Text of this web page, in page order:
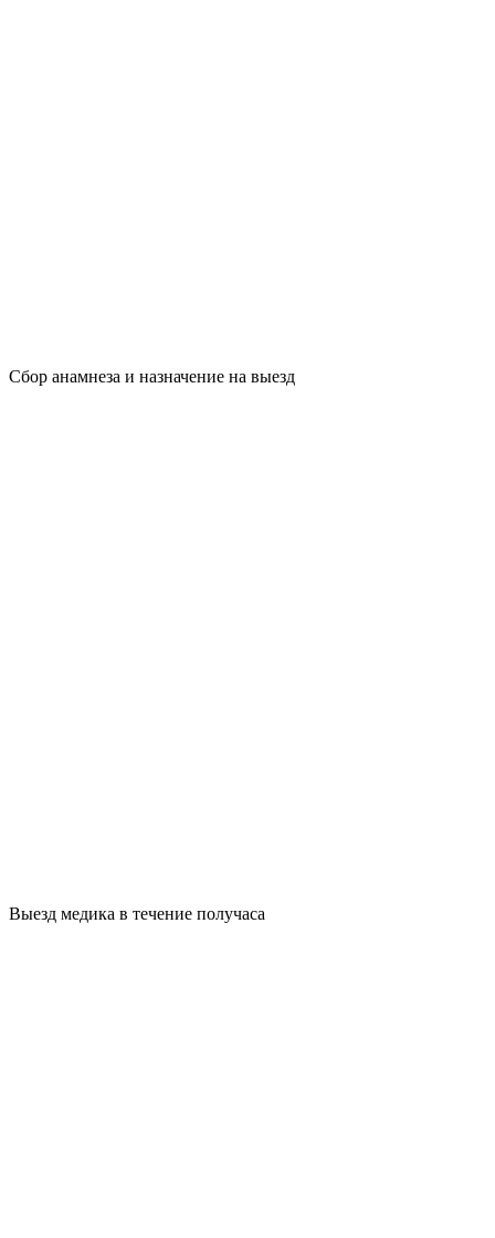
Сбор анамнеза и назначение на выезд
Выезд медика в течение получаса